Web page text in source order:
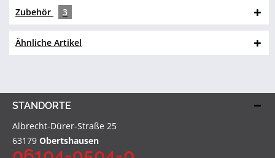
Zubehör 3
Ähnliche Artikel
STANDORTE
Albrecht-Dürer-Straße 25
63179 Obertshausen